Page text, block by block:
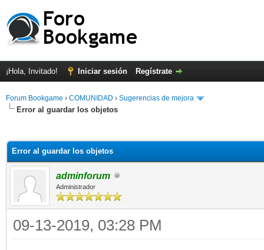
¡Hola, Invitado! Iniciar sesión Regístrate
Forum Bookgame › COMUNIDAD › Sugerencias de mejora
Error al guardar los objetos
Error al guardar los objetos
adminforum
Administrador
09-13-2019, 03:28 PM